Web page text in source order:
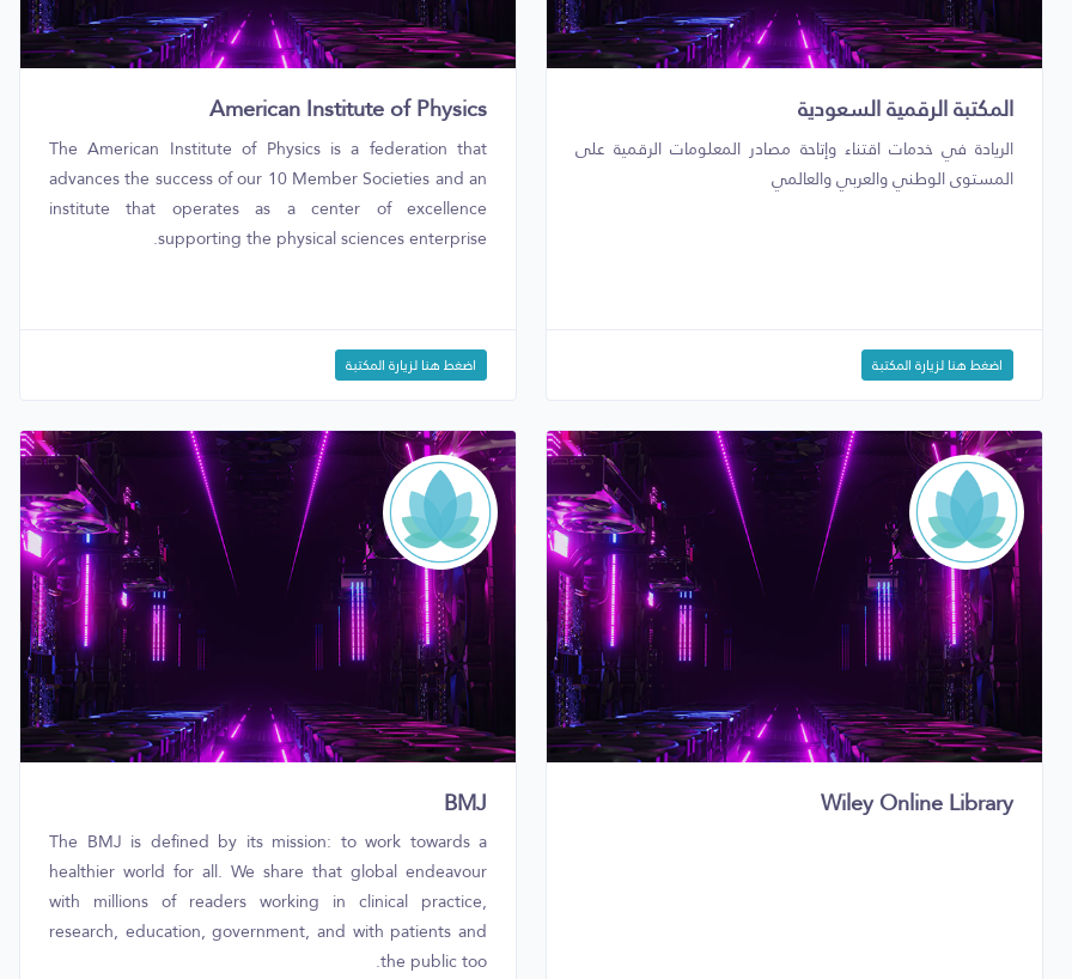
المكتبة الرقمية السعودية
الريادة في خدمات اقتناء وإتاحة مصادر المعلومات الرقمية على
المستوى الوطني والعربي والعالمي
اضغط هنا لزيارة المكتبة
American Institute of Physics
The American Institute of Physics is a federation that
advances the success of our 10 Member Societies and an
institute that operates as a center of excellence
supporting the physical sciences enterprise.
اضغط هنا لزيارة المكتبة
Wiley Online Library
BMJ
The BMJ is defined by its mission: to work towards a
healthier world for all. We share that global endeavour
with millions of readers working in clinical practice,
research, education, government, and with patients and
the public too.